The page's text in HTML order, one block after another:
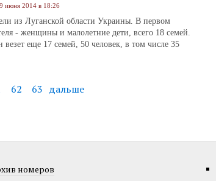
июня 2014 в 18:26
из Луганской области Украины. В первом
- женщины и малолетние дети, всего 18 семей.
еще 17 семей, 50 человек, в том числе 35
62 63 дальше
номеров